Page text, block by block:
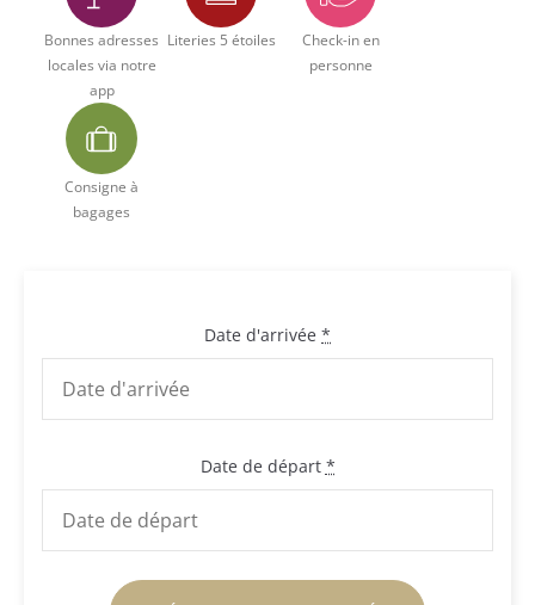
Bonnes adresses
locales via notre
app
Literies 5 étoiles
Check-in en
personne
Consigne à
bagages
Date d'arrivée *
Date de départ *